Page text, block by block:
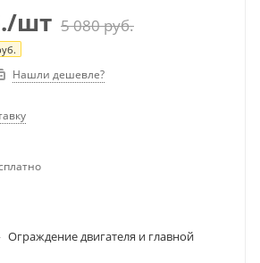
/шт 5 080руб.
Нашли дешевле?
Ограждение двигателя и главной